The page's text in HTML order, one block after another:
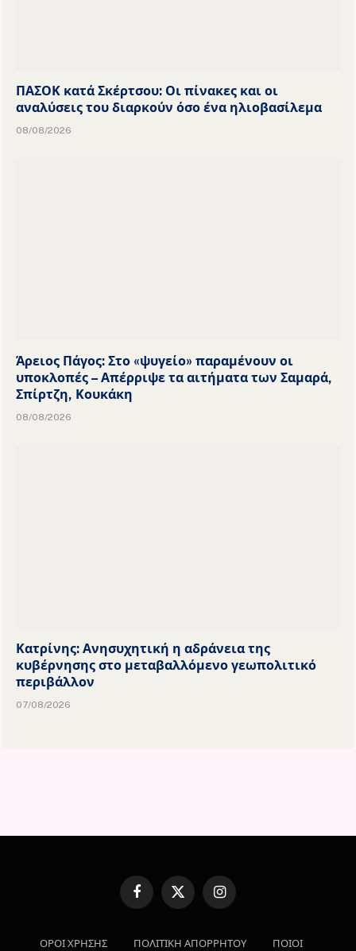
ΠΑΣΟΚ κατά Σκέρτσου: Οι πίνακες και οι
αναλύσεις του διαρκούν όσο ένα ηλιοβασίλεμα
08/08/2026
Άρειος Πάγος: Στο «ψυγείο» παραμένουν οι
υποκλοπές – Απέρριψε τα αιτήματα των Σαμαρά,
Σπίρτζη, Κουκάκη
08/08/2026
Κατρίνης: Ανησυχητική η αδράνεια της
κυβέρνησης στο μεταβαλλόμενο γεωπολιτικό
περιβάλλον
07/08/2026
Facebook
X
Instagram
ΟΡΟΙ ΧΡΗΣΗΣ ΠΟΛΙΤΙΚΗ ΑΠΟΡΡΗΤΟΥ ΠΟΙΟΙ